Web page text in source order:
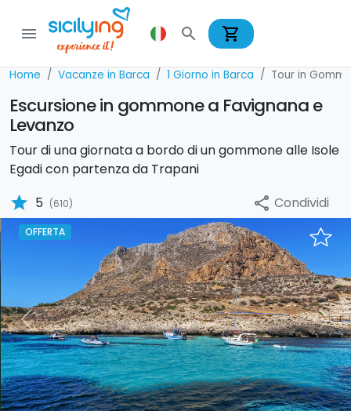
menu search shopping_cart
Home Vacanze in Barca 1 Giorno in Barca Tour in
Escursione in gommone a Favignana e
Levanzo
Tour di una giornata a bordo di un gommone alle Isole
Egadi con partenza da Trapani
star 5 (610) share Condividi
OFFERTA
Previous Next